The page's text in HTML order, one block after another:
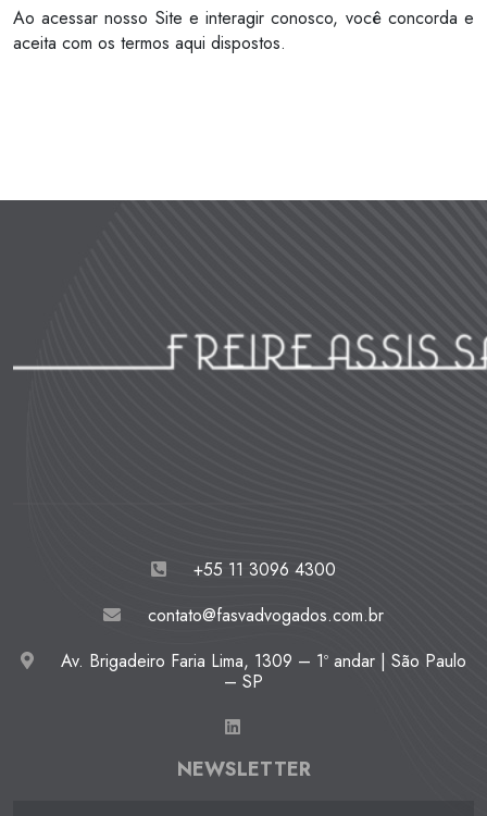
Ao acessar nosso Site e interagir conosco, você concorda e
aceita com os termos aqui dispostos.
+55 11 3096 4300
contato@fasvadvogados.com.br
Av. Brigadeiro Faria Lima, 1309 – 1º andar | São Paulo
– SP
NEWSLETTER